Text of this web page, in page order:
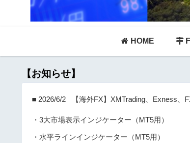
HOME
【お知らせ】
■ 2026/6/2 【海外FX】XMTrading、Exness、
・3大市場表示インジケーター（MT5用）
・水平ラインインジケーター（MT5用）